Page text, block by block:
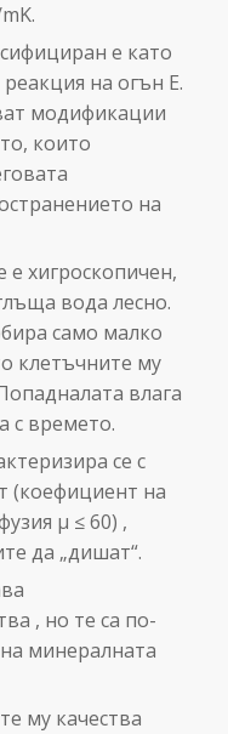
е като
на огън Е.
модификации
които
на
е хигроскопичен,
вода лесно.
само малко
клетъчните му
влага
с времето.
се с
(коефициент на
μ ≤ 60) ,
да „дишат“.
, но те са по-
минералната
му качества